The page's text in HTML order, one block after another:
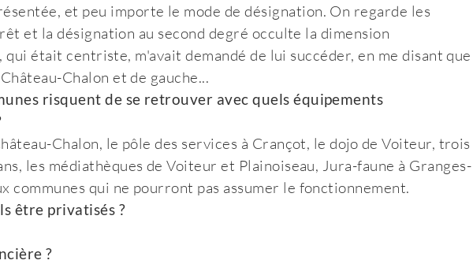
et peu importe le mode de désignation. On regarde les
et la désignation au second degré occulte la dimension
était centriste, m'avait demandé de lui succéder, en me disant que
Chalon et de gauche...
risquent de se retrouver avec quels équipements
Chalon, le pôle des services à Crançot, le dojo de Voiteur, trois
les médiathèques de Voiteur et Plainoiseau, Jura-faune à Granges-
communes qui ne pourront pas assumer le fonctionnement.
être privatisés ?
?